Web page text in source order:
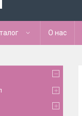
О нас